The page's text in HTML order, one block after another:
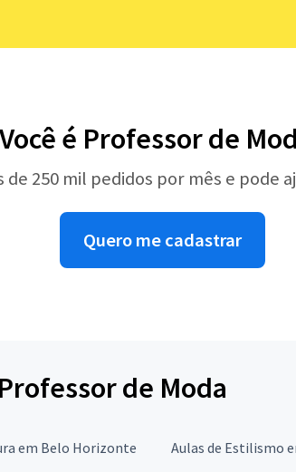
Você é Professor de
de 250 mil pedidos por mês e pode
Quero me cadastrar
de Moda
em Belo Horizonte Aulas de Estilismo